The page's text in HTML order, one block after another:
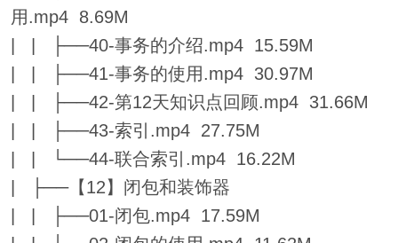
用.mp4 8.69M
| | ├──40-事务的介绍.mp4 15.59M
| | ├──41-事务的使用.mp4 30.97M
| | ├──42-第12天知识点回顾.mp4 31.66M
| | ├──43-索引.mp4 27.75M
| | └──44-联合索引.mp4 16.22M
| ├──【12】闭包和装饰器
| | ├──01-闭包.mp4 17.59M